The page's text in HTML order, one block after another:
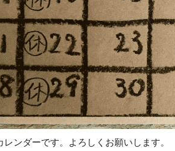
レンダーです。よろしくお願いします。